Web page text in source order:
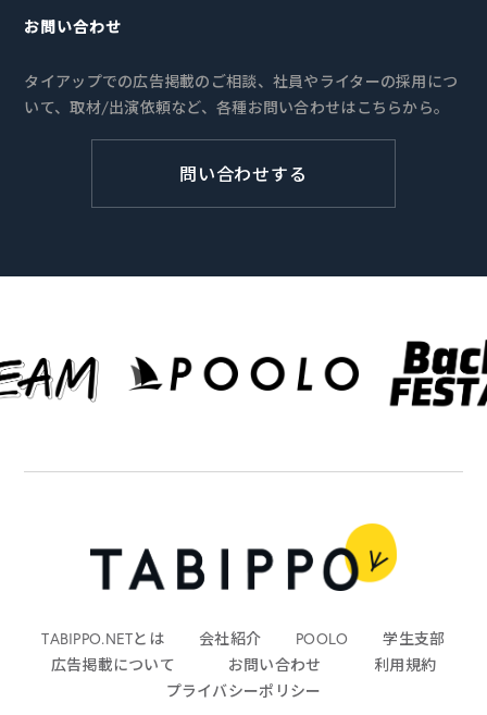
お問い合わせ
タイアップでの広告掲載のご相談、社員やライターの採用につ
いて、取材/出演依頼など、各種お問い合わせはこちらから。
問い合わせする
TABIPPO.NETとは 会社紹介 POOLO
学生支部
広告掲載について
お問い合わせ
利用規約
プライバシーポリシー